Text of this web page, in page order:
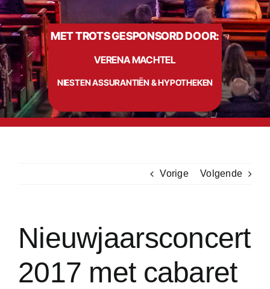
MET TROTS GESPONSORD DOOR:
VERENA MACHTEL
NIESTEN ASSURANTIËN & HYPOTHEKEN
Info
Contact
Vorige Volgende
Nieuwjaarsconcert
2017 met cabaret